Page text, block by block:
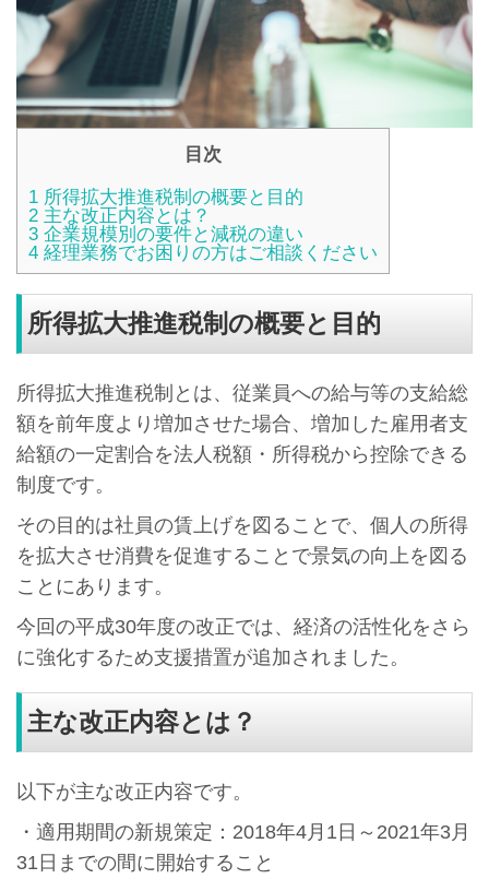
目次
1所得拡大推進税制の概要と目的
2主な改正内容とは？
3企業規模別の要件と減税の違い
4経理業務でお困りの方はご相談ください
所得拡大推進税制の概要と目的
所得拡大推進税制とは、従業員への給与等の支給総
額を前年度より増加させた場合、増加した雇用者支
給額の一定割合を法人税額・所得税から控除できる
制度です。
その目的は社員の賃上げを図ることで、個人の所得
を拡大させ消費を促進することで景気の向上を図る
ことにあります。
今回の平成30年度の改正では、経済の活性化をさら
に強化するため支援措置が追加されました。
主な改正内容とは？
以下が主な改正内容です。
・適用期間の新規策定：2018年4月1日～2021年3月
31日までの間に開始すること